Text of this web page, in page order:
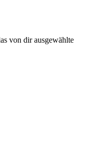
von dir ausgewählte